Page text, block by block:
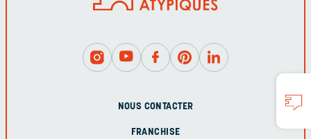
NOUS CONTACTER
FRANCHISE